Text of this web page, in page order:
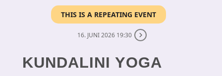
THIS IS A REPEATING EVENT
16. JUNI 2026 19:30
KUNDALINI YOGA